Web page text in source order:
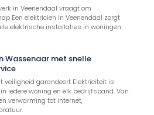
in Veenendaal vraagt om
Een elektricien in Veenendaal zorgt
elektrische installaties in woningen
Wassenaar met snelle
veiligheid garandeert Elektriciteit is
iedere woning en elk bedrijfspand. Van
verwarming tot internet,